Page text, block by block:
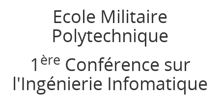
Ecole Militaire
Polytechnique
1 ère Conférence sur
l'Ingénierie Infomatique